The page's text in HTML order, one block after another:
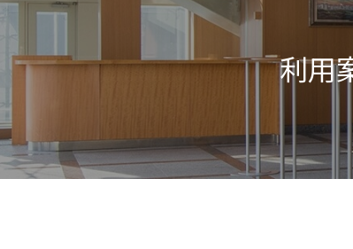
フロアマップ
ホール
音楽ルーム
練習室A・B
空
利
練習室A・B
利用